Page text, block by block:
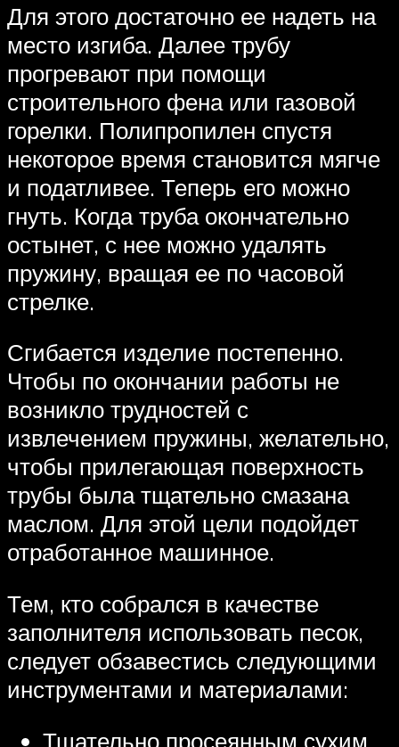
Для этого достаточно ее надеть на
место изгиба. Далее трубу
прогревают при помощи
строительного фена или газовой
горелки. Полипропилен спустя
некоторое время становится мягче
и податливее. Теперь его можно
гнуть. Когда труба окончательно
остынет, с нее можно удалять
пружину, вращая ее по часовой
стрелке.
Сгибается изделие постепенно.
Чтобы по окончании работы не
возникло трудностей с
извлечением пружины, желательно,
чтобы прилегающая поверхность
трубы была тщательно смазана
маслом. Для этой цели подойдет
отработанное машинное.
Тем, кто собрался в качестве
заполнителя использовать песок,
следует обзавестись следующими
инструментами и материалами:
Тщательно просеянным сухим